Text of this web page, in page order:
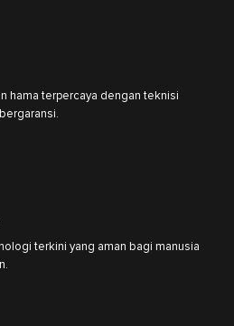
hama terpercaya dengan teknisi
terkini yang aman bagi manusia